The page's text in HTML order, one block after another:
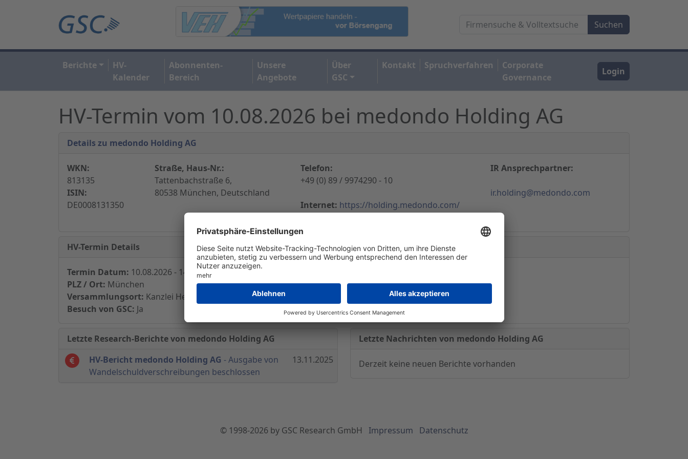
Berichte
HV-
Kalender
Abonnenten-
Bereich
Unsere
Angebote
Über
GSC
Kontakt Spruchverfahren
Corporate
Governance
Login
HV-Termin vom 10.08.2026 bei medondo Holding AG
Details zu medondo Holding AG
WKN:
813135
ISIN:
DE0008131350
Straße, Haus-Nr.:
Tattenbachstraße 6,
80538 München, Deutschland
Telefon:
+49 (0) 89 / 9974290 - 10
Internet: https://holding.medondo.com/
IR Ansprechpartner:
ir.holding@medondo.com
HV-Termin Details
Termin Datum: 10.08.2026 - 14:00
PLZ / Ort: München
Versammlungsort: Kanzlei Heuking Kühn Lüer Wojtek PartGmbB,Prinzregentenstraße 48, 80538 München,
Besuch von GSC: Ja
Letzte Research-Berichte von medondo Holding AG
HV-Bericht medondo Holding AG - Ausgabe von
Wandelschuldverschreibungen beschlossen
13.11.2025
Letzte Nachrichten von medondo Holding AG
Derzeit keine neuen Berichte vorhanden
© 1998-2026by GSC Research GmbH Impressum Datenschutz